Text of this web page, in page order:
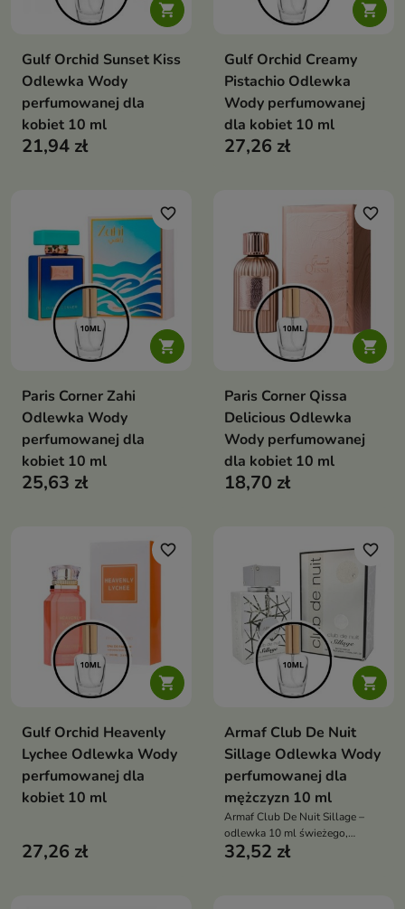

Gulf Orchid Sunset Kiss
Odlewka Wody
perfumowanej dla
kobiet 10 ml
21,94 zł

Gulf Orchid Creamy
Pistachio Odlewka
Wody perfumowanej
dla kobiet 10 ml
27,26 zł

favorite_border
Paris Corner Zahi
Odlewka Wody
perfumowanej dla
kobiet 10 ml
25,63 zł

favorite_border
Paris Corner Qissa
Delicious Odlewka
Wody perfumowanej
dla kobiet 10 ml
18,70 zł

favorite_border
Gulf Orchid Heavenly
Lychee Odlewka Wody
perfumowanej dla
kobiet 10 ml
27,26 zł

favorite_border
Armaf Club De Nuit
Sillage Odlewka Wody
perfumowanej dla
mężczyzn 10 ml
Armaf Club De Nuit Sillage –
odlewka 10 ml świeżego,
eleganckiego męskiego zapachu,
32,52 zł